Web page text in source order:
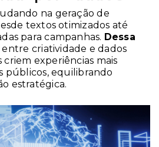
na geração de
textos otimizados até
para campanhas. Dessa
entre criatividade e dados
experiências mais
públicos, equilibrando
estratégica.